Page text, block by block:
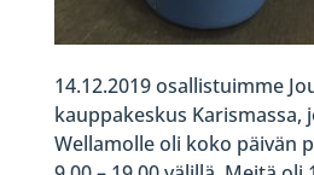
14.12.2019 osallistuimme
kauppakeskus Karismassa,
Wellamolle oli koko päivän